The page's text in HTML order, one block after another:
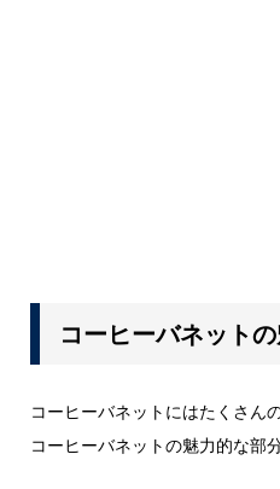
コーヒーバネット
コーヒーバネットにはたくさん
コーヒーバネットの魅力的な部